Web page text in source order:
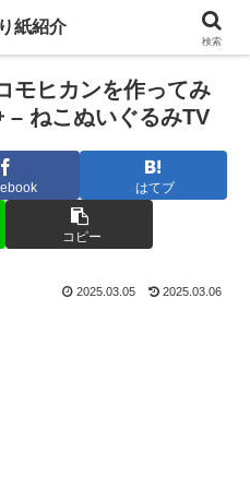
モヒカンを作ってみ
– ねこぬいぐるみTV
はてブ
コピー
2025.03.05 2025.03.06
紙紹介
検索